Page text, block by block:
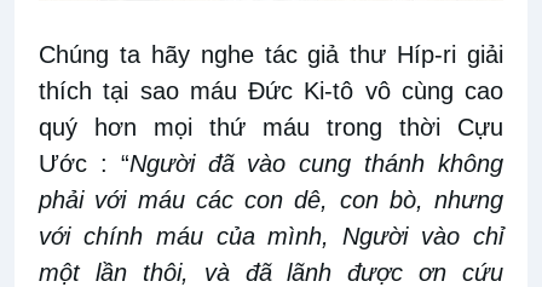
Chúng ta hãy nghe tác giả thư Híp-ri giải
thích tại sao máu Đức Ki-tô vô cùng cao
quý hơn mọi thứ máu trong thời Cựu
Ước : “Người đã vào cung thánh không
phải với máu các con dê, con bò, nhưng
với chính máu của mình, Người vào chỉ
một lần thôi, và đã lãnh được ơn cứu